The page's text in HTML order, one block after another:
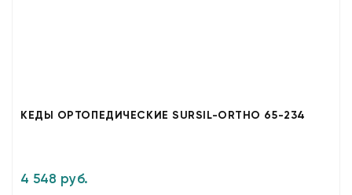
КЕДЫ ОРТОПЕДИЧЕСКИЕ SURSIL-ORTHO 65-234
4 548 руб.